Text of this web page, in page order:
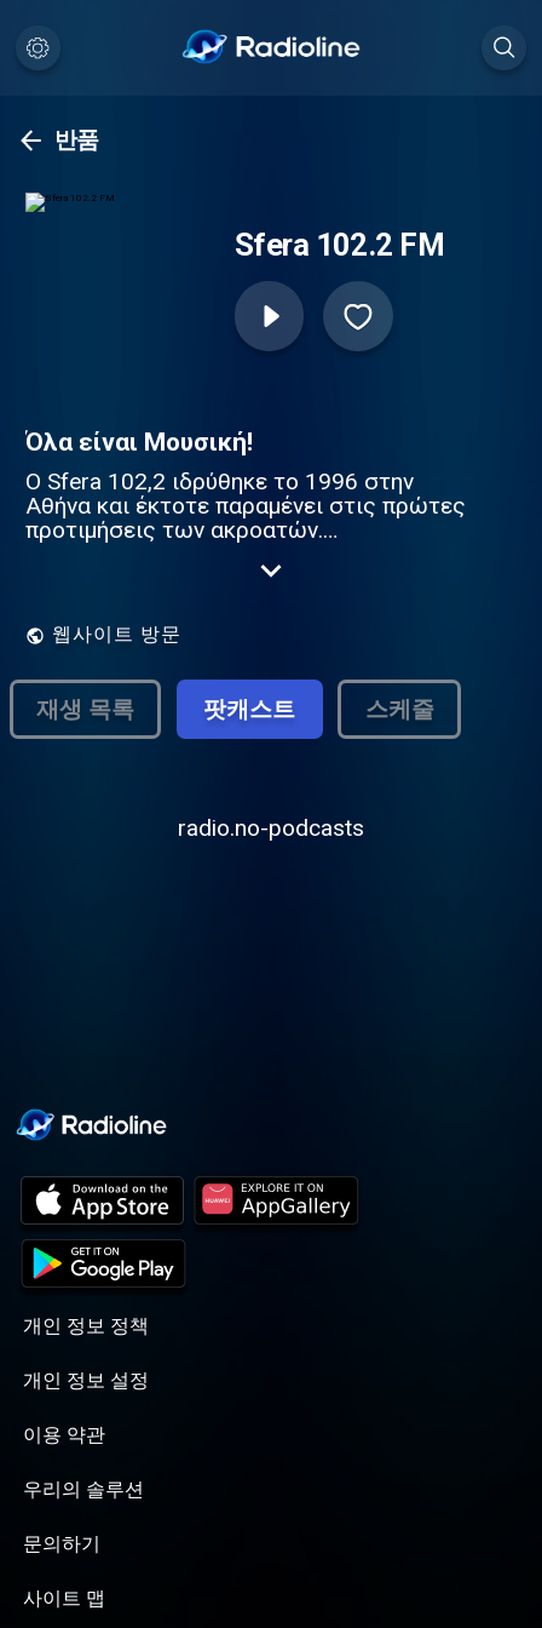
반품
Sfera 102.2 FM
Όλα είναι Μουσική!
Ο Sfera 102,2 ιδρύθηκε το 1996 στην
Αθήνα και έκτοτε παραμένει στις πρώτες
προτιμήσεις των ακροατών.
και εντάσσει στο μουσικό του
που αμέσως γίνονται επιτυχίες!
웹사이트 방문
재생 목록 팟캐스트 스케줄
radio.no-podcasts
개인 정보 정책
개인 정보 설정
이용 약관
우리의 솔루션
문의하기
사이트 맵